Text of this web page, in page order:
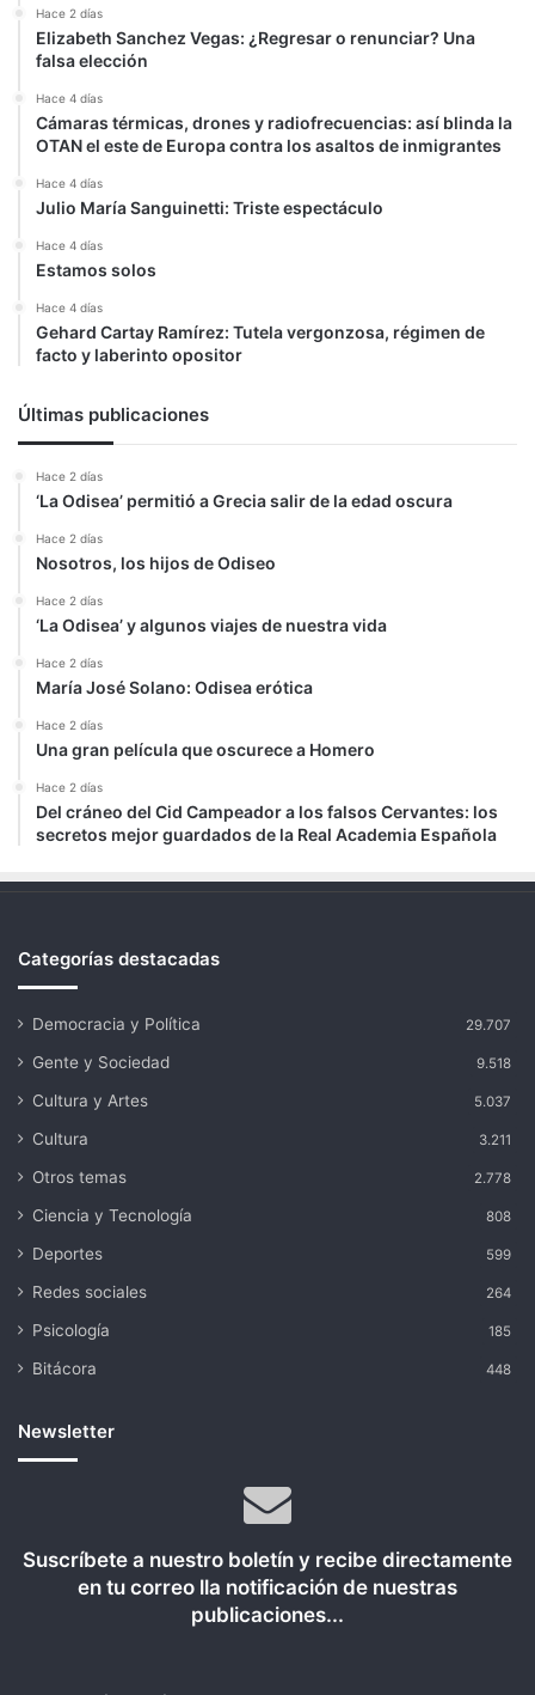
Hace 2 días
Elizabeth Sanchez Vegas: ¿Regresar o renunciar? Una
falsa elección
Hace 4 días
Cámaras térmicas, drones y radiofrecuencias: así blinda la
OTAN el este de Europa contra los asaltos de inmigrantes
Hace 4 días
Julio María Sanguinetti: Triste espectáculo
Hace 4 días
Estamos solos
Hace 4 días
Gehard Cartay Ramírez: Tutela vergonzosa, régimen de
facto y laberinto opositor
Últimas publicaciones
Hace 2 días
‘La Odisea’ permitió a Grecia salir de la edad oscura
Hace 2 días
Nosotros, los hijos de Odiseo
Hace 2 días
‘La Odisea’ y algunos viajes de nuestra vida
Hace 2 días
María José Solano: Odisea erótica
Hace 2 días
Una gran película que oscurece a Homero
Hace 2 días
Del cráneo del Cid Campeador a los falsos Cervantes: los
secretos mejor guardados de la Real Academia Española
Categorías destacadas
Democracia y Política 29.707
Gente y Sociedad 9.518
Cultura y Artes 5.037
Cultura 3.211
Otros temas 2.778
Ciencia y Tecnología 808
Deportes 599
Redes sociales 264
Psicología 185
Bitácora 448
Newsletter
Suscríbete a nuestro boletín y recibe directamente
en tu correo lla notificación de nuestras
publicaciones...